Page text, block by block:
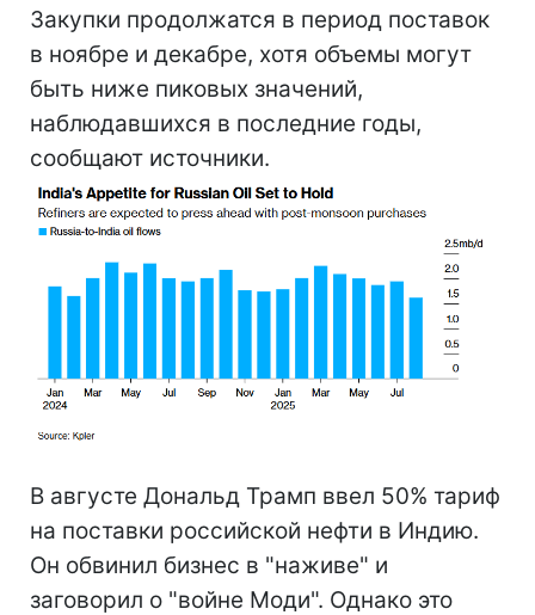
Закупки продолжатся в период поставок
в ноябре и декабре, хотя объемы могут
быть ниже пиковых значений,
наблюдавшихся в последние годы,
сообщают источники.
В августе Дональд Трамп ввел 50% тариф
на поставки российской нефти в Индию.
Он обвинил бизнес в "наживе" и
заговорил о "войне Моди". Однако это